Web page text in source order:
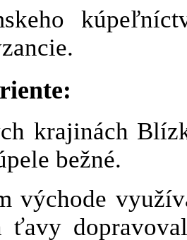
krajinách
bežné.
východe
ťavy